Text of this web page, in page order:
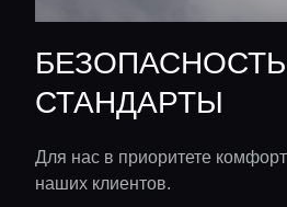
СТАНДАРТЫ
Для нас в приоритете
наших клиентов.